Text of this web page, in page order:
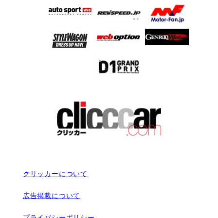
クリッカーについて
広告掲載について